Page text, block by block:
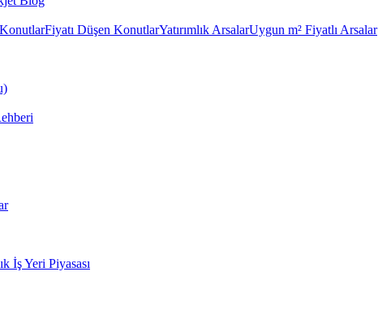
Fiyatı Düşen KonutlarYatırımlık ArsalarUygun m² Fiyatlı Arsalar
İş Yeri Piyasası